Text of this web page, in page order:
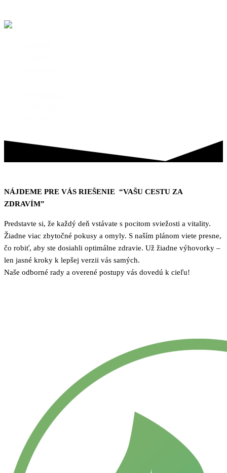
NÁJDEME PRE VÁS RIEŠENIE “VAŠU CESTU ZA
ZDRAVÍM”
Predstavte si, že každý deň vstávate s pocitom sviežosti a vitality.
Žiadne viac zbytočné pokusy a omyly. S naším plánom viete presne,
čo robiť, aby ste dosiahli optimálne zdravie. Už žiadne výhovorky –
len jasné kroky k lepšej verzii vás samých.
Naše odborné rady a overené postupy vás dovedú k cieľu!